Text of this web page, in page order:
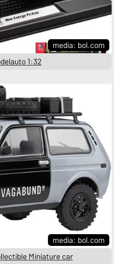
media: bol.com
1:32
media: bol.com
Miniature car